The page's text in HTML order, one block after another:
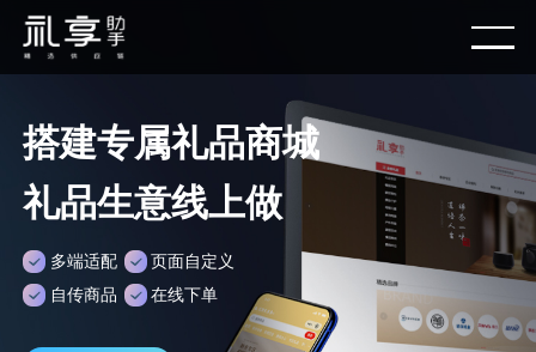
搭建专属礼品商城
礼品生意线上做
多端适配
页面自定义
自传商品
在线下单